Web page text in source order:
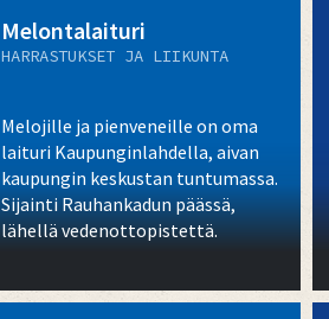
Melontalaituri
HARRASTUKSET JA LIIKUNTA
Melojille ja pienveneille on oma
laituri Kaupunginlahdella, aivan
kaupungin keskustan tuntumassa.
Sijainti Rauhankadun päässä,
lähellä vedenottopistettä.